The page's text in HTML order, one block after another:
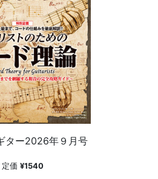
ター2026年９月号
定価 ¥1540